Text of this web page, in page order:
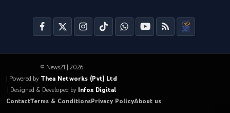
© News21 | 2026
| Powered by Thea Networks (Pvt) Ltd
| Designed & Developed by Infox Digital
ContactTerms & ConditionsPrivacy PolicyAbout us